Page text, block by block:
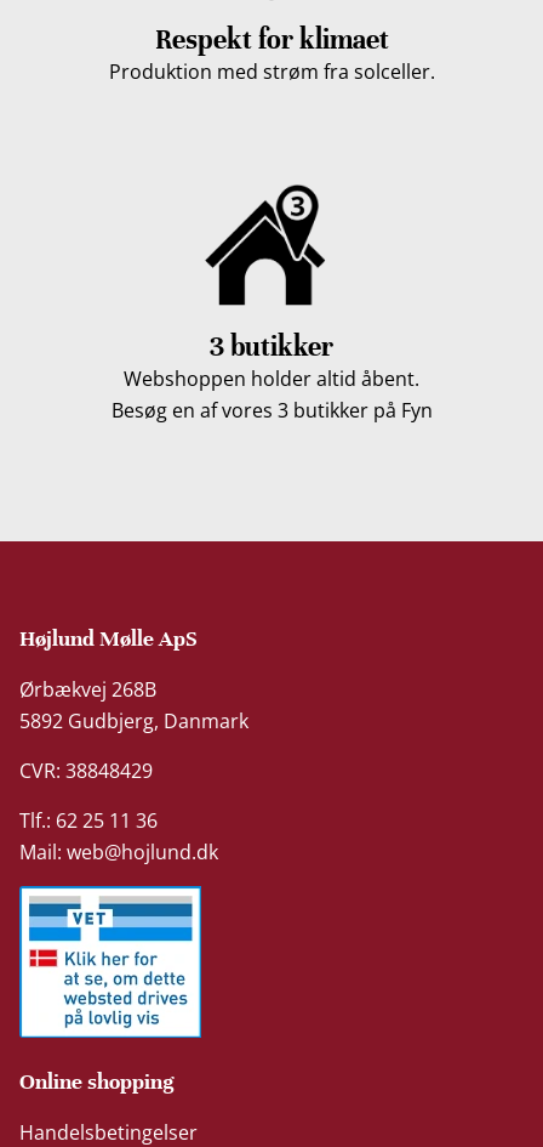
Respekt for klimaet
Produktion med strøm fra solceller.
3 butikker
Webshoppen holder altid åbent.
Besøg en af vores 3 butikker på Fyn
Højlund Mølle ApS
Ørbækvej 268B
5892 Gudbjerg, Danmark
CVR: 38848429
Tlf.: 62 25 11 36
Mail:web@hojlund.dk
Online shopping
Handelsbetingelser